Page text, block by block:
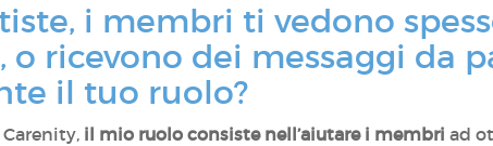
i membri ti vedono
o ricevono dei messaggi da
il tuo ruolo?
il mio ruolo consiste nell’aiutare i membri ad